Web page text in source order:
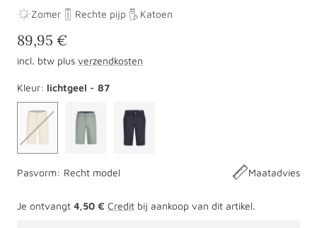
de
beoordelingen
Zomer Rechte pijp Katoen
Aanbiedingsprijs
89,95 €
incl. btw plus verzendkosten
Kleur: lichtgeel - 87
Pasvorm: Recht model Maatadvies
Je ontvangt 4,50 € Credit bij aankoop van dit artikel.